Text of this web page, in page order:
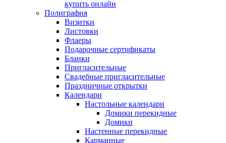
купить онлайн
Полиграфия
Визитки
Листовки
Флаеры
Подарочные сертификаты
Бланки
Пригласительные
Свадебные пригласительные
Праздничные открытки
Календари
Настольные календари
Домики перекидные
Домики
Настенные перекидные
Карманные